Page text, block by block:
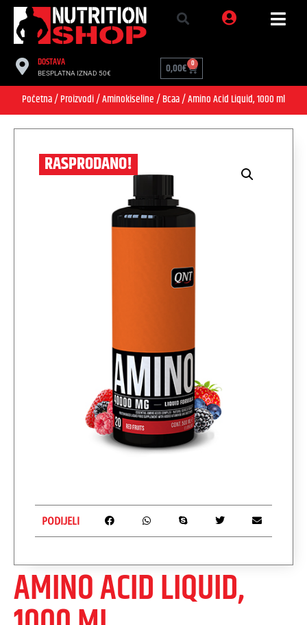
DOSTAVA
BESPLATNA IZNAD 50€ 0,00€ 0
Početna/Proizvodi/Aminokiseline/Bcaa/ Amino Acid Liquid, 1000 ml
AMINO ACID LIQUID,
RASPRODANO!
PODIJELI